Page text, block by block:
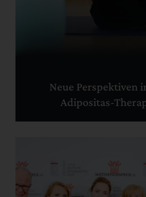
Neue Perspektiven
Adipositas-